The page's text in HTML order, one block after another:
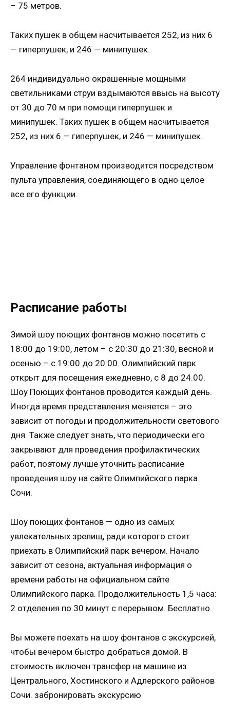
– 75 метров.
Таких пушек в общем насчитывается 252, из них 6
— гиперпушек, и 246 — минипушек.
264 индивидуально окрашенные мощными
светильниками струи вздымаются ввысь на высоту
от 30 до 70 м при помощи гиперпушек и
минипушек. Таких пушек в общем насчитывается
252, из них 6 — гиперпушек, и 246 — минипушек.
Управление фонтаном производится посредством
пульта управления, соединяющего в одно целое
все его функции.
Расписание работы
Зимой шоу поющих фонтанов можно посетить с
18:00 до 19:00, летом – с 20:30 до 21:30, весной и
осенью – с 19:00 до 20:00. Олимпийский парк
открыт для посещения ежедневно, с 8 до 24.00.
Шоу Поющих фонтанов проводится каждый день.
Иногда время представления меняется – это
зависит от погоды и продолжительности светового
дня. Также следует знать, что периодически его
закрывают для проведения профилактических
работ, поэтому лучше уточнить расписание
проведения шоу на сайте Олимпийского парка
Сочи.
Шоу поющих фонтанов — одно из самых
увлекательных зрелищ, ради которого стоит
приехать в Олимпийский парк вечером. Начало
зависит от сезона, актуальная информация о
времени работы на официальном сайте
Олимпийского парка. Продолжительность 1,5 часа:
2 отделения по 30 минут с перерывом. Бесплатно.
Вы можете поехать на шоу фонтанов с экскурсией,
чтобы вечером быстро добраться домой. В
стоимость включен трансфер на машине из
Центрального, Хостинского и Адлерского районов
Сочи. забронировать экскурсию